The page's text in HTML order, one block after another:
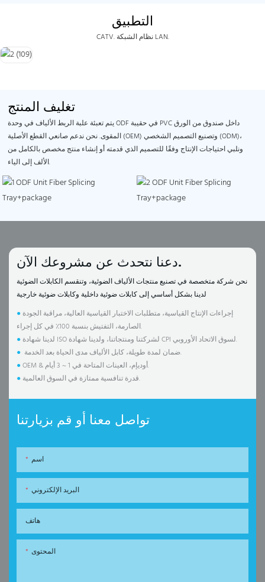
التطبيق
CATV. نظام الشبكة LAN.
تغليف المنتج
يتم تعبئة علبة الربط الألياف في وحدة ODF في حقيبة PVC داخل صندوق من الورق
المقوى. نحن ندعم صانعي القطع الأصلية (OEM) وتصنيع التصميم الشخصي (ODM)،
ونلبي احتياجات الإنتاج وفقًا للتصميم الذي قدمته أو إنشاء منتج مخصص بالكامل من
الألف إلى الياء.
دعنا نتحدث عن مشروعك الآن.
نحن شركة متخصصة في تصنيع منتجات الألياف الضوئية، وتنقسم الكابلات الضوئية
● إجراءات الإنتاج القياسية، متطلبات الاختبار القياسية العالية، مراقبة الجودة
الصارمة، التفتيش بنسبة 100٪ في كل إجراء.
●
لدينا شهادة ISO لشركتنا ومنتجاتنا، ولدينا شهادة CPI لسوق الاتحاد الأوروبي.
●
ضمان لمدة طويلة، كابل الألياف مدى الحياة بعد الخدمة.
●
OEM & أوديإم، العينات المتاحة في 1 ~ 3 أيام.
●
قدرة تنافسية ممتازة في السوق العالمية.
تواصل معنا أو قم بزيارتنا
اسم
البريد الإلكتروني
هاتف
المحتوى